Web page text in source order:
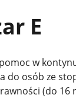
E
w
do osób ze
(do